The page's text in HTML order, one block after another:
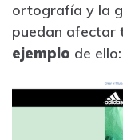
ortografía y la
puedan afectar
ejemplo de ello: